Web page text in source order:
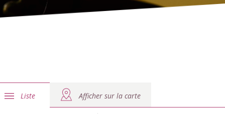
Liste Afficher sur la carte